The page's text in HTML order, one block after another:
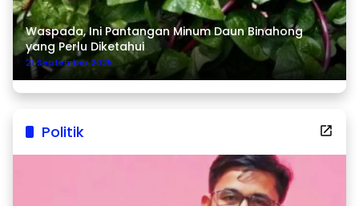
Waspada, Ini Pantangan Minum Daun Binahong
yang Perlu Diketahui
21 September 2025
Politik